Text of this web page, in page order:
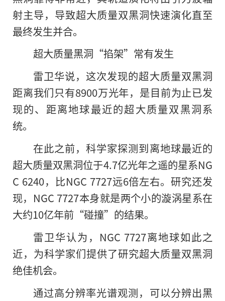
射主导，导致超大质量双黑洞快速演化直至
最终发生并合。
超大质量黑洞“掐架”常有发生
雷卫华说，这次发现的超大质量双黑洞
距离我们只有8900万光年，是目前为止已发
现的、距离地球最近的超大质量双黑洞系
统。
在此之前，科学家探测到离地球最近的
超大质量双黑洞位于4.7亿光年之遥的星系NG
C 6240，比NGC 7727远6倍左右。研究还发
现，NGC 7727本身就是两个小的漩涡星系在
大约10亿年前“碰撞”的结果。
雷卫华认为，NGC 7727离地球如此之
近，为科学家们提供了研究超大质量双黑洞
绝佳机会。
通过高分辨率光谱观测，可以分辨出黑